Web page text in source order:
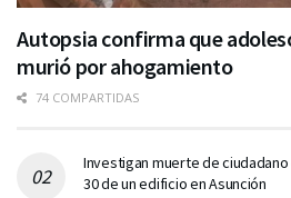
Autopsia confirma que
murió por ahogamiento
74 COMPARTIDAS
Investigan muerte de
30 de un edificio en Asunción